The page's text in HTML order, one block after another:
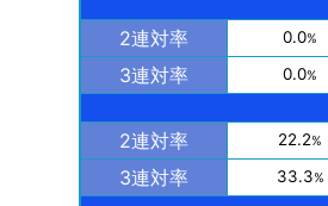
2連対率 0.0%
3連対率 0.0%
2連対率 22.2%
3連対率 33.3%